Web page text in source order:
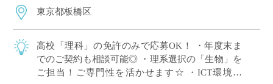
東京都板橋区
高校「理科」の免許のみで応募OK！ ・年度末ま
でのご契約も相談可能◎ ・理系選択の「生物」を
ご担当！ご専門性を活かせます☆ ・ICT環境充